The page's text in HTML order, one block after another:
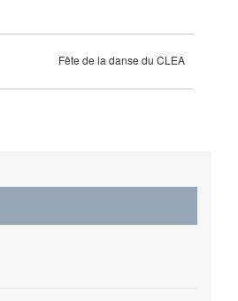
Fête de la danse du CLEA